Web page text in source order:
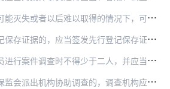
的情况下，可以采取先行登记保存措施。采取先行登记保存措施，应当填写先行登记保存证据审批表，并由银保监会负责人或者派出机构负责人批准…
行登记保存证据通知书，填写先行登记保存证据清单，由当事人签字或者盖章确认，并加封银保监会或者派出机构先行登记保存封条，就地由当事人…
时不得少于二人，并应当向当事人或者有关单位和个人出示合法证件和调查（现场检查）通知书。
查的，调查机构应当出具协助调查函。协助机构应当在调查机构要求的期限内完成调查。需要延期的，协助机构应当及时告知调查机构。